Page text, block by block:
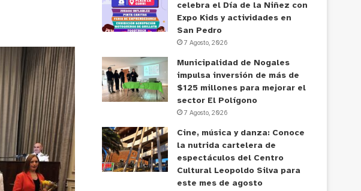
celebra el Día de la Niñez con
Expo Kids y actividades en
San Pedro
7 Agosto, 2026
Municipalidad de Nogales
impulsa inversión de más de
$125 millones para mejorar el
sector El Polígono
7 Agosto, 2026
Cine, música y danza: Conoce
la nutrida cartelera de
espectáculos del Centro
Cultural Leopoldo Silva para
este mes de agosto